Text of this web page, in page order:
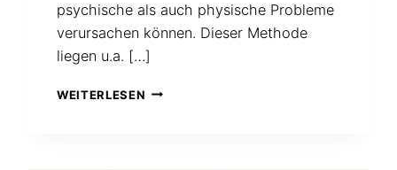
psychische als auch physische Probleme
verursachen können. Dieser Methode
liegen u.a. […]
WEITERLESEN MIT